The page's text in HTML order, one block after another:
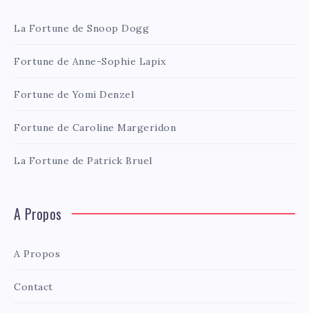
La Fortune de Snoop Dogg
Fortune de Anne-Sophie Lapix
Fortune de Yomi Denzel
Fortune de Caroline Margeridon
La Fortune de Patrick Bruel
A Propos
A Propos
Contact